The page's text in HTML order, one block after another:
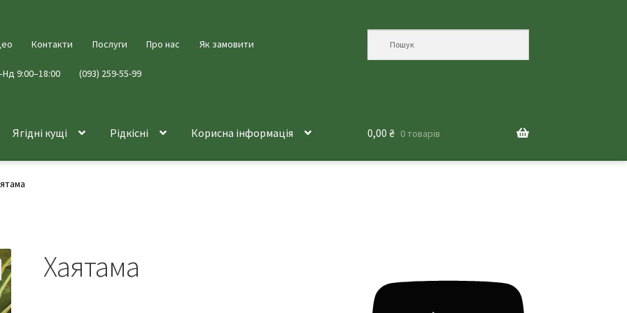
Контакти Послуги Про нас Як замовити
9:00–18:00 (093) 259-55-99
Ягідні кущі Рідкісні Корисна інформація 0,00 ₴ 0 товарів
Хаятама